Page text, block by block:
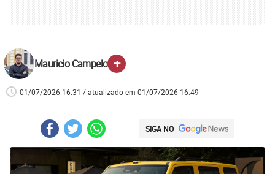
Mauricio Campelo +
01/07/2026 16:31 / atualizado em 01/07/2026 16:49
SIGA NO